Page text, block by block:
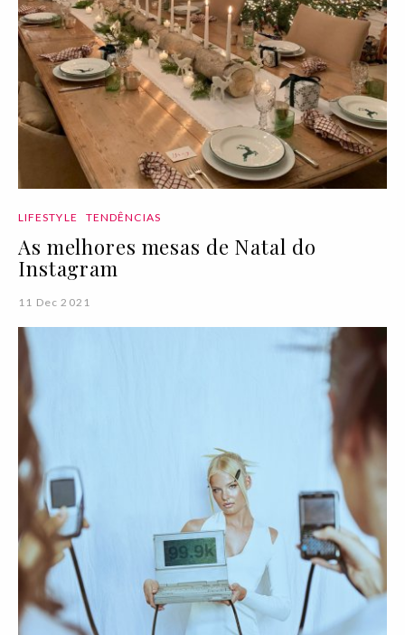
LIFESTYLE TENDÊNCIAS
As melhores mesas de Natal do
Instagram
11 Dec 2021